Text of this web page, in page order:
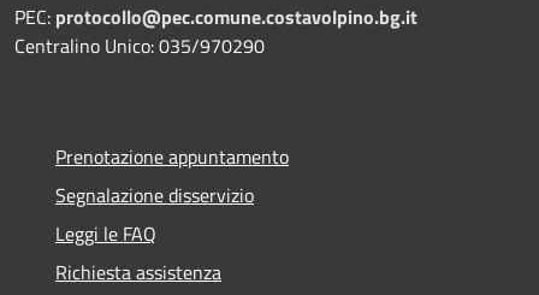
PEC: protocollo@pec.comune.costavolpino.bg.it
Centralino Unico: 035/970290
Prenotazione appuntamento
Segnalazione disservizio
Leggi le FAQ
Richiesta assistenza